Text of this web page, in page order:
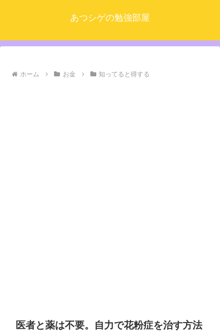
あつシゲの勉強部屋
ホーム お金 知ってると得する
医者と薬は不要。自力で花粉症を治す方法